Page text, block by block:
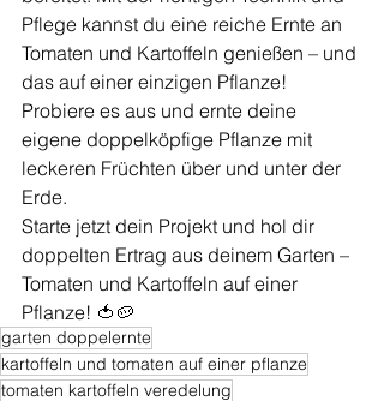
Pflege kannst du eine reiche Ernte an
Tomaten und Kartoffeln genießen – und
das auf einer einzigen Pflanze!
Probiere es aus und ernte deine
eigene doppelköpfige Pflanze mit
leckeren Früchten über und unter der
Erde.
Starte jetzt dein Projekt und hol dir
doppelten Ertrag aus deinem Garten –
Tomaten und Kartoffeln auf einer
Pflanze! 🍅🥔
garten doppelernte
kartoffeln und tomaten auf einer pflanze
tomaten kartoffeln veredelung